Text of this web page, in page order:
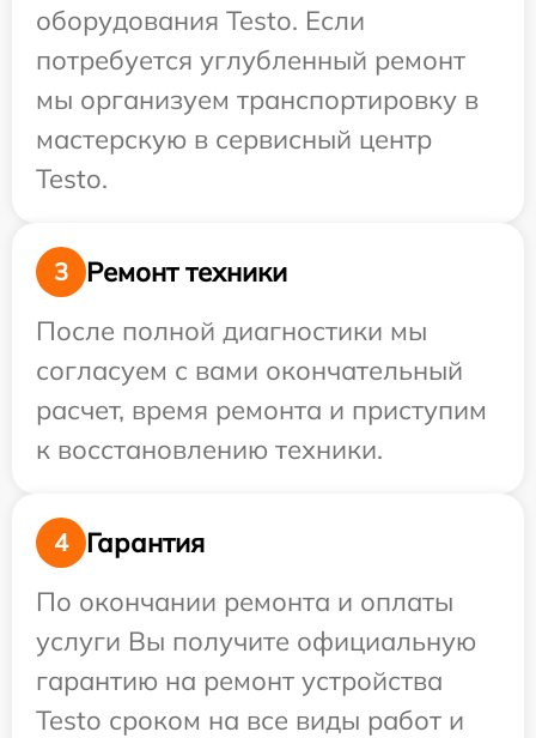
оборудования Testo. Если
потребуется углубленный ремонт
мы организуем транспортировку в
мастерскую в сервисный центр
Testo.
3
Ремонт техники
После полной диагностики мы
согласуем с вами окончательный
расчет, время ремонта и приступим
к восстановлению техники.
4
Гарантия
По окончании ремонта и оплаты
услуги Вы получите официальную
гарантию на ремонт устройства
Testo сроком на все виды работ и